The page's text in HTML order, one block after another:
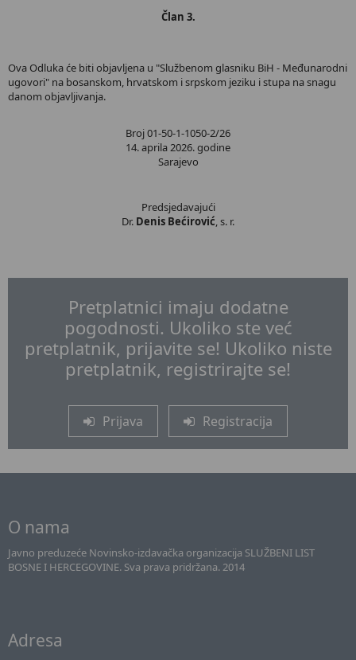
Član 3.
Ova Odluka će biti objavljena u "Službenom glasniku BiH - Međunarodni
ugovori" na bosanskom, hrvatskom i srpskom jeziku i stupa na snagu
danom objavljivanja.
Broj 01-50-1-1050-2/26
14. aprila 2026. godine
Sarajevo
Predsjedavajući
Dr. Denis Bećirović, s. r.
Pretplatnici imaju dodatne
pogodnosti. Ukoliko ste već
pretplatnik, prijavite se! Ukoliko niste
pretplatnik, registrirajte se!
Prijava Registracija
O nama
Javno preduzeće Novinsko-izdavačka organizacija SLUŽBENI LIST
BOSNE I HERCEGOVINE. Sva prava pridržana. 2014
Adresa